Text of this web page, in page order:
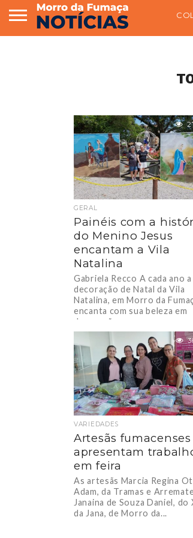
GERAL
Painéis com a
do Menino Jesus
encantam a Vila
Natalina
Gabriela Recco A cada ano a
decoração de Natal da Vila
Natalina, em Morro da
encanta com sua beleza em
decoração....
VARIEDADES
Artesãs fumacenses
apresentam
em feira
As artesãs Marcia Regina
Adam, da Tramas e
Janaina de Souza Daniel, do
da Jana, de Morro da...